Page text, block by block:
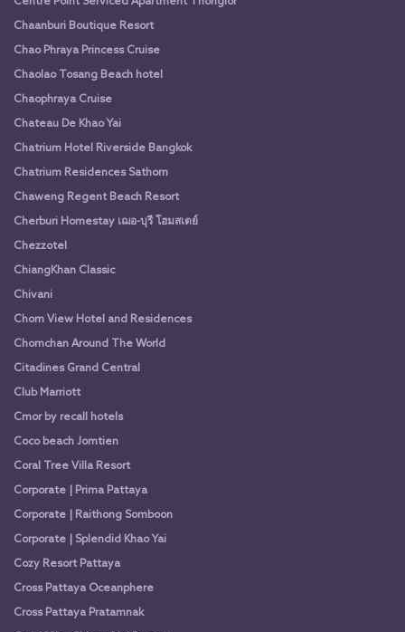
Chaanburi Boutique Resort
Chao Phraya Princess Cruise
Chaolao Tosang Beach hotel
Chaophraya Cruise
Chateau De Khao Yai
Chatrium Hotel Riverside Bangkok
Chatrium Residences Sathorn
Chaweng Regent Beach Resort
Cherburi Homestay เฌอ-บุรี โฮมสเตย์
Chezzotel
ChiangKhan Classic
Chivani
Chom View Hotel and Residences
Chomchan Around The World
Citadines Grand Central
Club Marriott
Cmor by recall hotels
Coco beach Jomtien
Coral Tree Villa Resort
Corporate | Prima Pattaya
Corporate | Raithong Somboon
Corporate | Splendid Khao Yai
Cozy Resort Pattaya
Cross Pattaya Oceanphere
Cross Pattaya Pratamnak